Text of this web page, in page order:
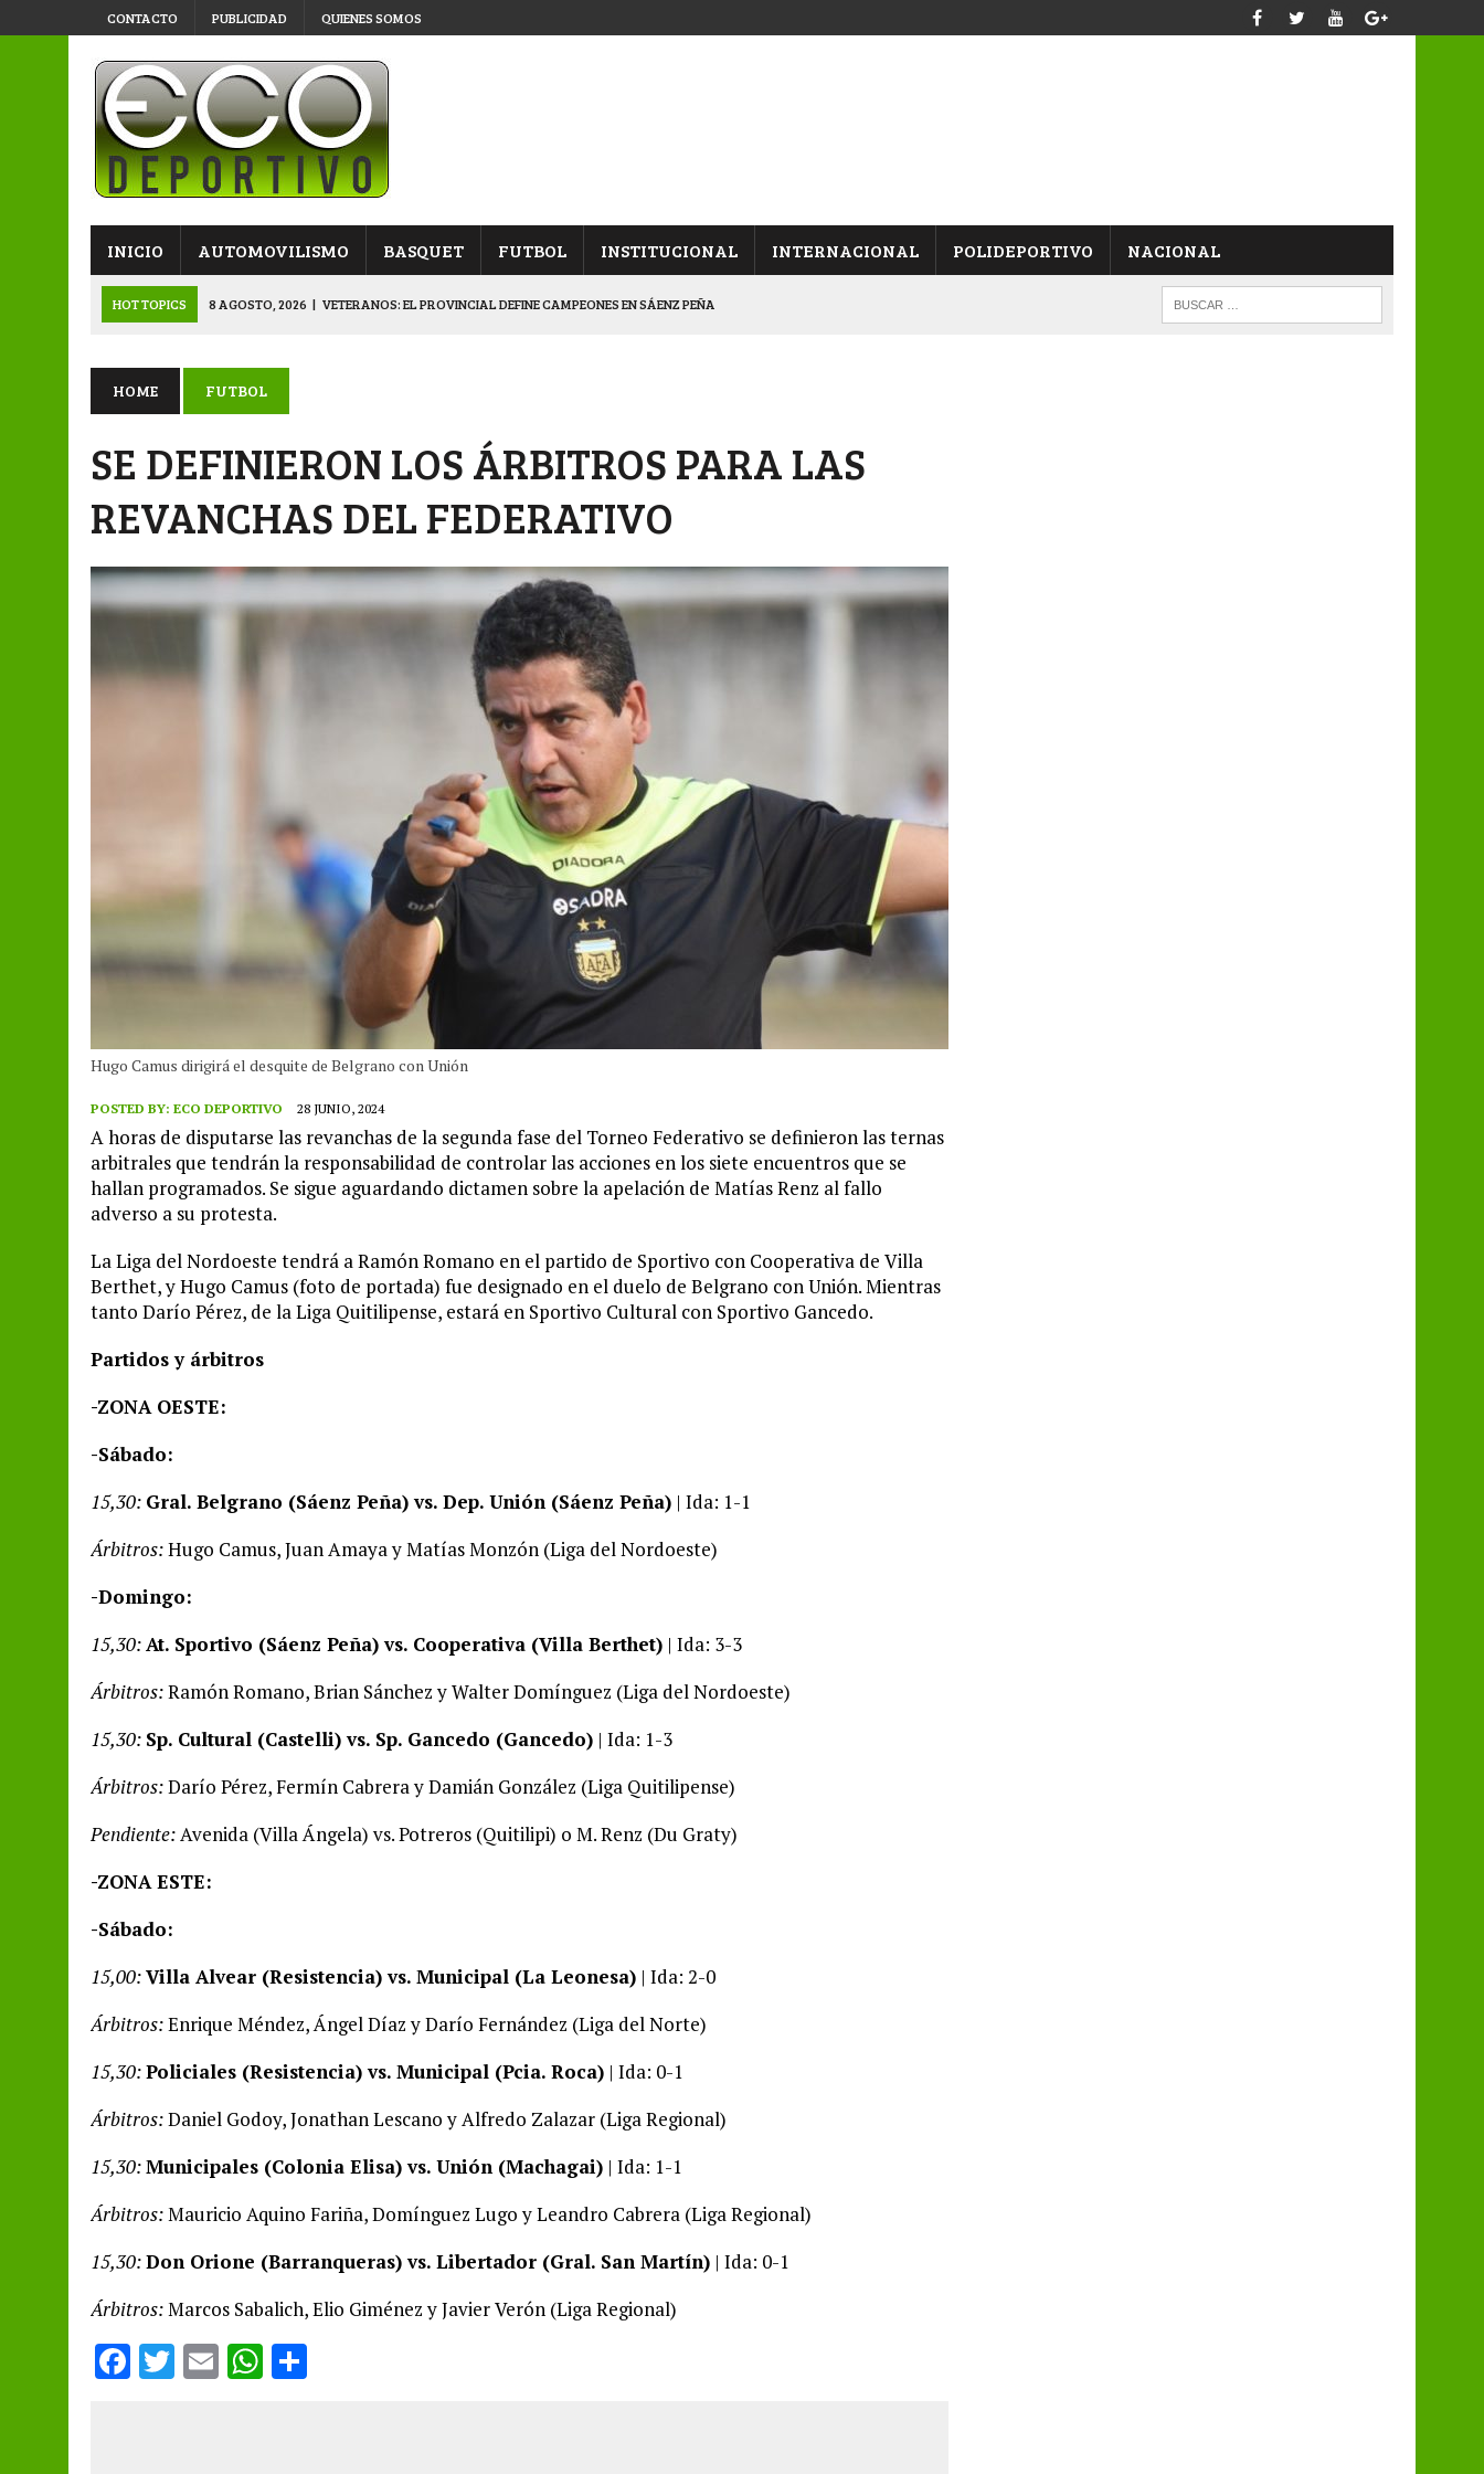
CONTACTO PUBLICIDAD QUIENES SOMOS
INICIO AUTOMOVILISMO BASQUET FUTBOL INSTITUCIONAL INTERNACIONAL POLIDEPORTIVO NACIONAL
HOT TOPICS 8 AGOSTO, 2026 | VETERANOS: EL PROVINCIAL DEFINE CAMPEONES EN SÁENZ PEÑA
7 AGOSTO, 2026 | VETERANOS: SE JUEGA EL PROVINCIAL EN EL “COMPLEJO MALVINAS ARGENTINAS”
9 AGOSTO, 2026 | APERTURA: DOMINGO DE SEMIFINALES PARA TODOS LOS GUSTOS
HOME FUTBOL
SE DEFINIERON LOS ÁRBITROS PARA LAS
REVANCHAS DEL FEDERATIVO
Hugo Camus dirigirá el desquite de Belgrano con Unión
POSTED BY: ECO DEPORTIVO 28 JUNIO, 2024
A horas de disputarse las revanchas de la segunda fase del Torneo Federativo se definieron las ternas
arbitrales que tendrán la responsabilidad de controlar las acciones en los siete encuentros que se
hallan programados. Se sigue aguardando dictamen sobre la apelación de Matías Renz al fallo
adverso a su protesta.
La Liga del Nordoeste tendrá a Ramón Romano en el partido de Sportivo con Cooperativa de Villa
Berthet, y Hugo Camus (foto de portada) fue designado en el duelo de Belgrano con Unión. Mientras
tanto Darío Pérez, de la Liga Quitilipense, estará en Sportivo Cultural con Sportivo Gancedo.
Partidos y árbitros
-ZONA OESTE:
-Sábado:
15,30: Gral. Belgrano (Sáenz Peña) vs. Dep. Unión (Sáenz Peña) | Ida: 1-1
Árbitros:Hugo Camus, Juan Amaya y Matías Monzón (Liga del Nordoeste)
-Domingo:
15,30:At. Sportivo (Sáenz Peña) vs. Cooperativa (Villa Berthet) | Ida: 3-3
Árbitros:Ramón Romano, Brian Sánchez y Walter Domínguez (Liga del Nordoeste)
15,30: Sp. Cultural (Castelli) vs. Sp. Gancedo (Gancedo) | Ida: 1-3
Árbitros:Darío Pérez, Fermín Cabrera y Damián González (Liga Quitilipense)
Pendiente:Avenida (Villa Ángela) vs. Potreros (Quitilipi) o M. Renz (Du Graty)
-ZONA ESTE:
-Sábado:
15,00:Villa Alvear (Resistencia) vs. Municipal (La Leonesa) | Ida: 2-0
Árbitros:Enrique Méndez, Ángel Díaz y Darío Fernández (Liga del Norte)
15,30:Policiales (Resistencia) vs. Municipal (Pcia. Roca) | Ida: 0-1
Árbitros:Daniel Godoy, Jonathan Lescano y Alfredo Zalazar (Liga Regional)
15,30:Municipales (Colonia Elisa) vs. Unión (Machagai) | Ida: 1-1
Árbitros:Mauricio Aquino Fariña, Domínguez Lugo y Leandro Cabrera (Liga Regional)
15,30:Don Orione (Barranqueras) vs. Libertador (Gral. San Martín) | Ida: 0-1
Árbitros:Marcos Sabalich, Elio Giménez y Javier Verón (Liga Regional)
F T E W